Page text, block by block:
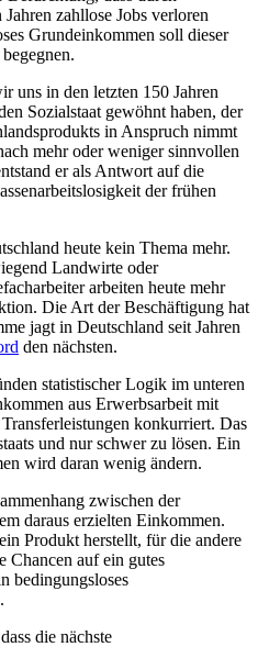
zahllose Jobs verloren
Grundeinkommen soll dieser
uns in den letzten 150 Jahren
Sozialstaat gewöhnt haben, der
in Anspruch nimmt
mehr oder weniger sinnvollen
er als Antwort auf die
der frühen
heute kein Thema mehr.
Landwirte oder
arbeiten heute mehr
Die Art der Beschäftigung hat
jagt in Deutschland seit Jahren
den nächsten.
statistischer Logik im unteren
aus Erwerbsarbeit mit
konkurriert. Das
und nur schwer zu lösen. Ein
wird daran wenig ändern.
zwischen der
daraus erzielten Einkommen.
Produkt herstellt, für die andere
Chancen auf ein gutes
bedingungsloses
die nächste